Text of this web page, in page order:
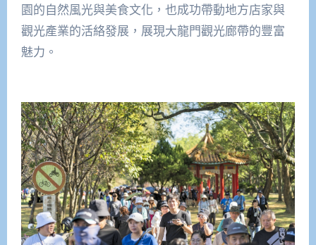
園的自然風光與美食文化，也成功帶動地方店家與
觀光產業的活絡發展，展現大龍門觀光廊帶的豐富
魅力。